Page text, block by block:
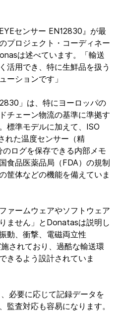
センサー EN12830』が最
プロジェクト・コーディネー
は述べています。「輸送
活用でき、特に生鮮品を扱う
ーションです」
」は、特にヨーロッパの
チェーン物流の基準に準拠す
標準モデルに加えて、ISO
れた温度センサー（精
ログを保存できる内部メモ
食品医薬品局（FDA）の規制
筐体などの機能を備えていま
ァームウェアやソフトウェア
ません」とDonatasは説明し
動、衝撃、電磁両立性
されており、過酷な輸送環
きるよう設計されていま
必要に応じて記録データを
監査対応も容易になります。